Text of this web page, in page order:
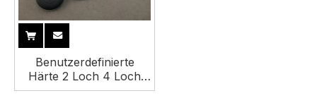
Benutzerdefinierte
Härte 2 Loch 4 Loch
elastische weiche